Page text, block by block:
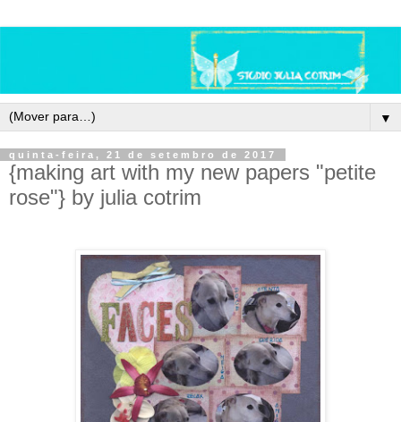
▼
quinta-feira, 21 de setembro de 2017
{making art with my new papers "petite
rose"} by julia cotrim